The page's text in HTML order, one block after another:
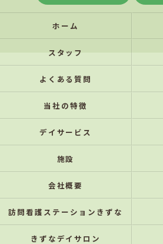
ホーム
スタッフ
よくある質問
当社の特徴
デイサービス
施設
会社概要
訪問看護ステーションきずな
きずなデイサロン